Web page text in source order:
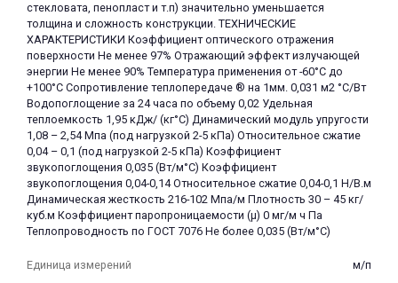
стекловата, пенопласт и т.п) значительно уменьшается
толщина и сложность конструкции. ТЕХНИЧЕСКИЕ
ХАРАКТЕРИСТИКИ Коэффициент оптического отражения
поверхности Не менее 97% Отражающий эффект излучающей
энергии Не менее 90% Температура применения от -60°С до
+100°С Сопротивление теплопередаче ® на 1мм. 0,031 м2 °С/Вт
Водопоглощение за 24 часа по объему 0,02 Удельная
теплоемкость 1,95 кДж/ (кг°С) Динамический модуль упругости
1,08 – 2,54 Мпа (под нагрузкой 2-5 кПа) Относительное сжатие
0,04 – 0,1 (под нагрузкой 2-5 кПа) Коэффициент
звукопоглощения 0,035 (Bт/м°С) Коэффициент
звукопоглощения 0,04-0,14 Относительное сжатие 0,04-0,1 Н/В.м
Динамическая жесткость 216-102 Мпа/м Плотность 30 – 45 кг/
куб.м Коэффициент паропроницаемости (µ) 0 мг/м ч Па
Теплопроводность по ГОСТ 7076 Не более 0,035 (Bт/м°С)
Единица измерений м/п